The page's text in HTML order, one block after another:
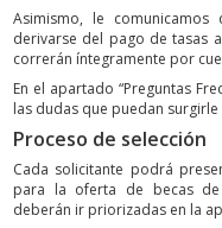
Asimismo, le
derivarse del pago de tasas
correrán íntegramente por
En el apartado “Preguntas
las dudas que puedan
Proceso de selección
Cada solicitante podrá
para la oferta de becas de
deberán ir priorizadas en la